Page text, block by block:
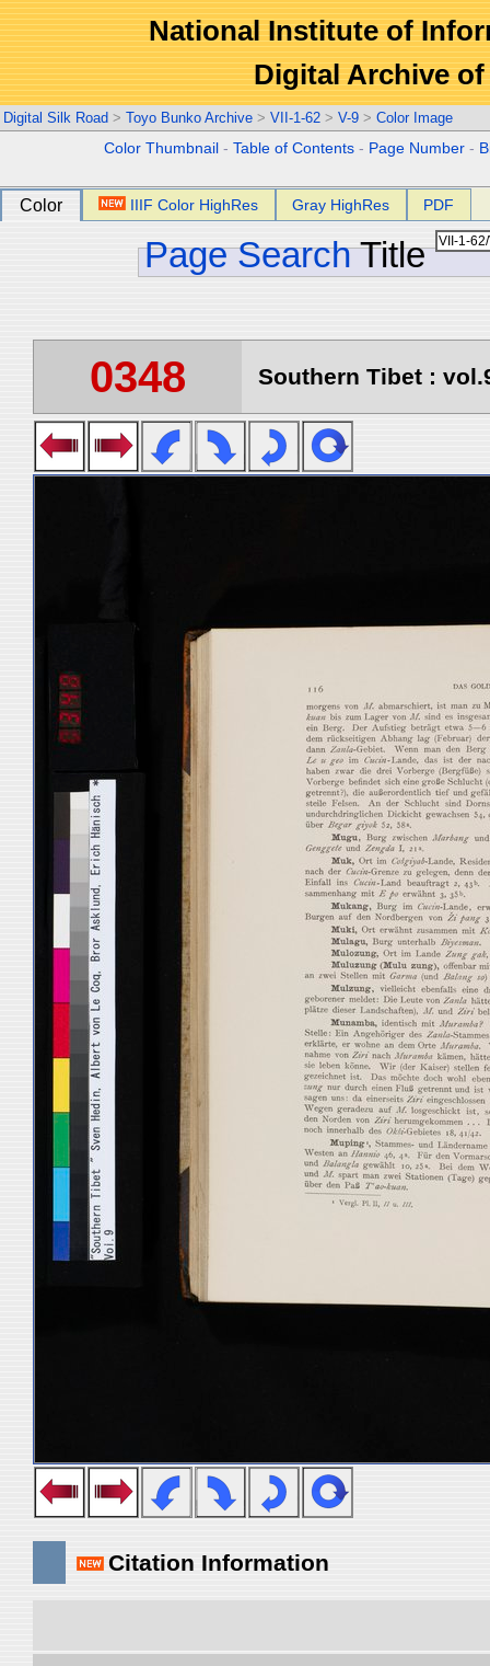
National Institute of
Digital Archive
Digital Silk Road > Toyo Bunko Archive > VII-1-62 > V-9 > Color Image
Color Thumbnail -Table of Contents - Page Number -
Color IIIF Color HighRes Gray HighRes PDF
Page Search Title
0348 Southern Tibet :
Citation Information